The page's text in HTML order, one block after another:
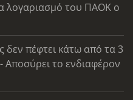
λογαριασμό του ΠΑΟΚ ο
δεν πέφτει κάτω από τα 3
Αποσύρει το ενδιαφέρον